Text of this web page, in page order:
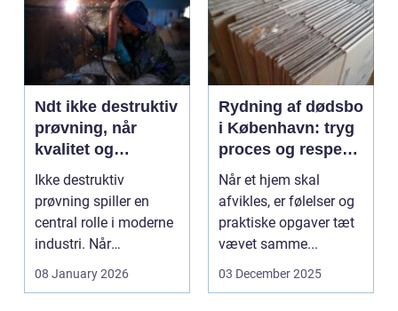
Ndt ikke destruktiv
prøvning, når
kvalitet og
sikkerhed er
afgørende
Ikke destruktiv
prøvning spiller en
central rolle i moderne
industri. Når
svejsninger,
trykbærende u...
08 January 2026
Rydning af dødsbo
i København: tryg
proces og respekt
for boet
Når et hjem skal
afvikles, er følelser og
praktiske opgaver tæt
vævet samme...
03 December 2025